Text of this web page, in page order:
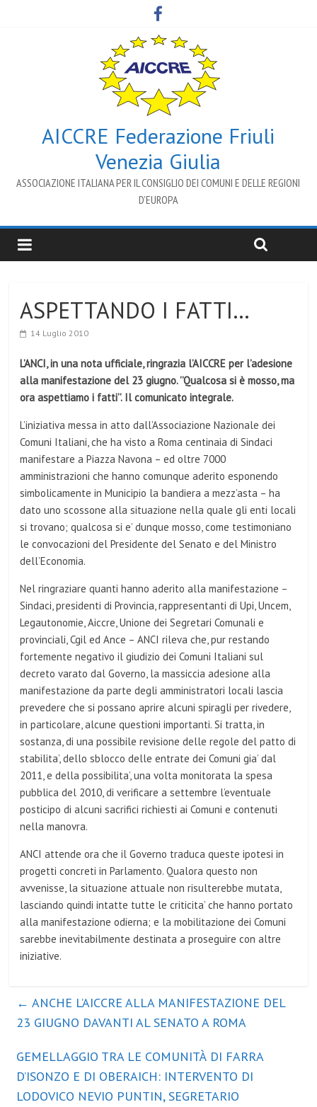
AICCRE Federazione Friuli
Venezia Giulia
ASSOCIAZIONE ITALIANA PER IL CONSIGLIO DEI COMUNI E DELLE REGIONI
D’EUROPA
ASPETTANDO I FATTI…
14 Luglio 2010
L’ANCI, in una nota ufficiale, ringrazia l’AICCRE per l’adesione
alla manifestazione del 23 giugno. ’’Qualcosa si è mosso, ma
ora aspettiamo i fatti’’. Il comunicato integrale.
L’iniziativa messa in atto dall’Associazione Nazionale dei
Comuni Italiani, che ha visto a Roma centinaia di Sindaci
manifestare a Piazza Navona – ed oltre 7000
amministrazioni che hanno comunque aderito esponendo
simbolicamente in Municipio la bandiera a mezz’asta – ha
dato uno scossone alla situazione nella quale gli enti locali
si trovano; qualcosa si e’ dunque mosso, come testimoniano
le convocazioni del Presidente del Senato e del Ministro
dell’Economia.
Nel ringraziare quanti hanno aderito alla manifestazione –
Sindaci, presidenti di Provincia, rappresentanti di Upi, Uncem,
Legautonomie, Aiccre, Unione dei Segretari Comunali e
provinciali, Cgil ed Ance – ANCI rileva che, pur restando
fortemente negativo il giudizio dei Comuni Italiani sul
decreto varato dal Governo, la massiccia adesione alla
manifestazione da parte degli amministratori locali lascia
prevedere che si possano aprire alcuni spiragli per rivedere,
in particolare, alcune questioni importanti. Si tratta, in
sostanza, di una possibile revisione delle regole del patto di
stabilita’, dello sblocco delle entrate dei Comuni gia’ dal
2011, e della possibilita’, una volta monitorata la spesa
pubblica del 2010, di verificare a settembre l’eventuale
posticipo di alcuni sacrifici richiesti ai Comuni e contenuti
nella manovra.
ANCI attende ora che il Governo traduca queste ipotesi in
progetti concreti in Parlamento. Qualora questo non
avvenisse, la situazione attuale non risulterebbe mutata,
lasciando quindi intatte tutte le criticita’ che hanno portato
alla manifestazione odierna; e la mobilitazione dei Comuni
sarebbe inevitabilmente destinata a proseguire con altre
iniziative.
← ANCHE L’AICCRE ALLA MANIFESTAZIONE DEL
23 GIUGNO DAVANTI AL SENATO A ROMA
GEMELLAGGIO TRA LE COMUNITÀ DI FARRA
D’ISONZO E DI OBERAICH: INTERVENTO DI
LODOVICO NEVIO PUNTIN, SEGRETARIO